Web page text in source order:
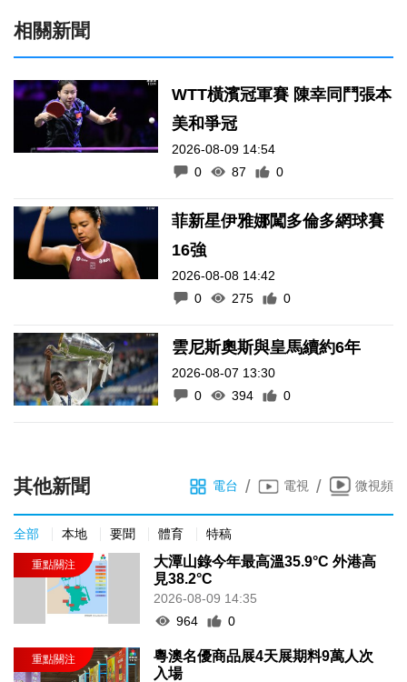
相關新聞
WTT橫濱冠軍賽 陳幸同鬥張本
美和爭冠
2026-08-09 14:54
0
87 0
菲新星伊雅娜闖多倫多網球賽
16強
2026-08-08 14:42
0
275 0
雲尼斯奧斯與皇馬續約6年
2026-08-07 13:30
0
394 0
其他新聞 電台 / 電視 / 微視頻
全部 本地 要聞 體育 特稿
大潭山錄今年最高溫35.9°C 外港高
見38.2°C
2026-08-09 14:35
964
0
粵澳名優商品展4天展期料9萬人次
入場